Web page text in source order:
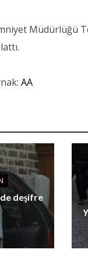
Müdürlüğü
AA
deşifre